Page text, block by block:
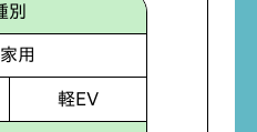
別
用
軽EV